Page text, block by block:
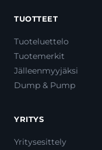
TUOTTEET
Tuoteluettelo
Tuotemerkit
Jälleenmyyjäksi
Dump & Pump
YRITYS
Yritysesittely